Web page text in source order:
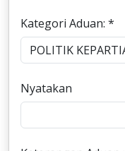
Kategori Aduan: *
Nyatakan